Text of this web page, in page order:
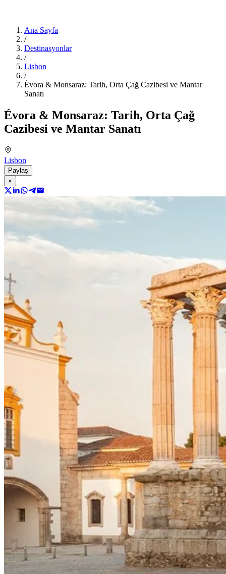
Ana Sayfa
/
Destinasyonlar
/
Lisbon
/
Évora & Monsaraz: Tarih, Orta Çağ Cazibesi ve Mantar
Sanatı
Évora & Monsaraz: Tarih, Orta Çağ
Cazibesi ve Mantar Sanatı
Lisbon
Paylaş
×